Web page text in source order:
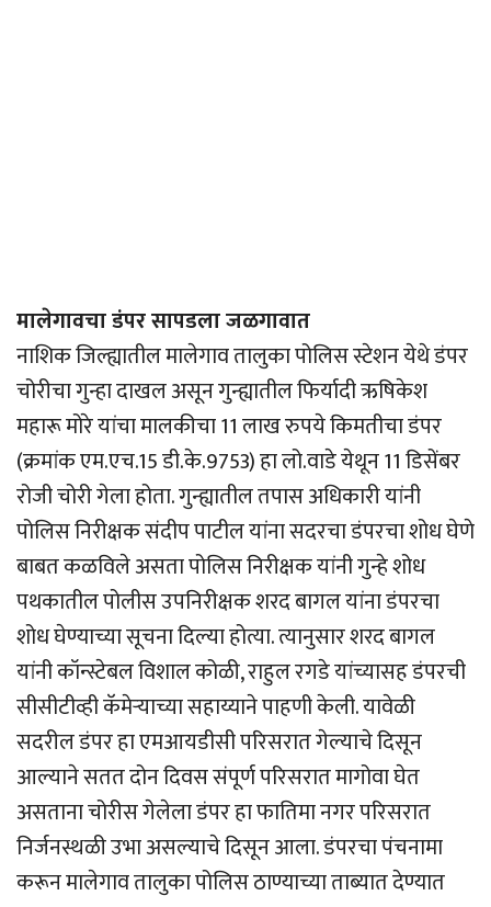
मालेगावचा डंपर सापडला जळगावात
नाशिक जिल्ह्यातील मालेगाव तालुका पोलिस स्टेशन येथे डंपर
चोरीचा गुन्हा दाखल असून गुन्ह्यातील फिर्यादी ऋषिकेश
महारू मोरे यांचा मालकीचा 11 लाख रुपये किमतीचा डंपर
(क्रमांक एम.एच.15 डी.के.9753) हा लो.वाडे येथून 11 डिसेंबर
रोजी चोरी गेला होता. गुन्ह्यातील तपास अधिकारी यांनी
पोलिस निरीक्षक संदीप पाटील यांना सदरचा डंपरचा शोध घेणे
बाबत कळविले असता पोलिस निरीक्षक यांनी गुन्हे शोध
पथकातील पोलीस उपनिरीक्षक शरद बागल यांना डंपरचा
शोध घेण्याच्या सूचना दिल्या होत्या. त्यानुसार शरद बागल
यांनी कॉन्स्टेबल विशाल कोळी, राहुल रगडे यांच्यासह डंपरची
सीसीटीव्ही कॅमेर्‍याच्या सहाय्याने पाहणी केली. यावेळी
सदरील डंपर हा एमआयडीसी परिसरात गेल्याचे दिसून
आल्याने सतत दोन दिवस संपूर्ण परिसरात मागोवा घेत
असताना चोरीस गेलेला डंपर हा फातिमा नगर परिसरात
निर्जनस्थळी उभा असल्याचे दिसून आला. डंपरचा पंचनामा
करून मालेगाव तालुका पोलिस ठाण्याच्या ताब्यात देण्यात